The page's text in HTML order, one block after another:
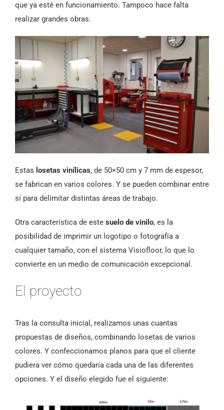
que ya esté en funcionamiento. Tampoco hace falta
realizar grandes obras.
Estas losetas vinílicas, de 50×50 cm y 7 mm de espesor,
se fabrican en varios colores. Y se pueden combinar entre
sí para delimitar distintas áreas de trabajo.
Otra característica de este suelo de vinilo, es la
posibilidad de imprimir un logotipo o fotografía a
cualquier tamaño, con el sistema Visiofloor, lo que lo
convierte en un medio de comunicación excepcional.
El proyecto
Tras la consulta inicial, realizamos unas cuantas
propuestas de diseños, combinando losetas de varios
colores. Y confeccionamos planos para que el cliente
pudiera ver cómo quedaría cada una de las diferentes
opciones. Y el diseño elegido fue el siguiente: